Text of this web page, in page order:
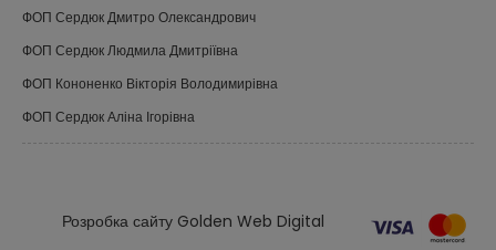
ФОП Сердюк Дмитро Олександрович
ФОП Сердюк Людмила Дмитріївна
ФОП Кононенко Вікторія Володимирівна
ФОП Сердюк Аліна Ігорівна
Розробка сайту Golden Web Digital